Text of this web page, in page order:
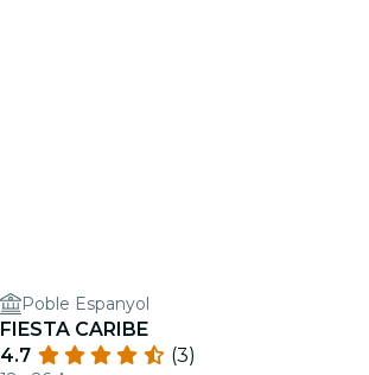
Poble Espanyol
FIESTA CARIBE
4.7
(3)